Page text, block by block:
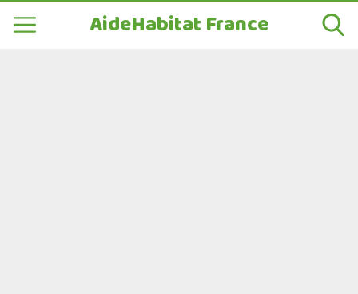
AideHabitat France